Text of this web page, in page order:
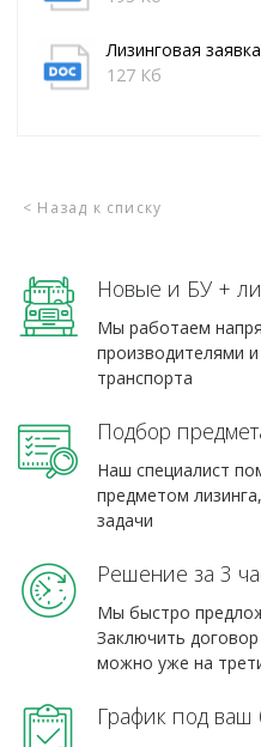
Лизинговая заявка
127 Кб
< Назад к списку
Новые и БУ +
Мы работаем
производителями
транспорта
Подбор
Наш специалист
предметом
задачи
Решение за 3
Мы быстро
Заключить
можно уже на
График под ваш